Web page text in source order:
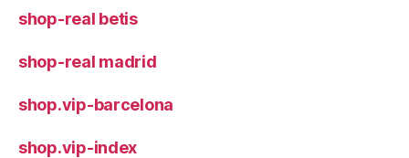
shop-real betis
shop-real madrid
shop.vip-barcelona
shop.vip-index